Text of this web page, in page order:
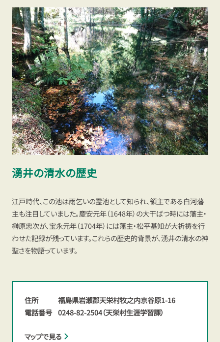
湧井の清水の歴史
江戸時代、この池は雨乞いの霊池として知られ、領主である白河藩
主も注目していました。慶安元年（1648年）の大干ばつ時には藩主・
榊原忠次が、宝永元年（1704年）には藩主・松平基知が大祈祷を行
わせた記録が残っています。これらの歴史的背景が、湧井の清水の神
聖さを物語っています。
住所
福島県岩瀬郡天栄村牧之内京谷原1-16
電話番号 0248-82-2504（天栄村生涯学習課）
マップで見る